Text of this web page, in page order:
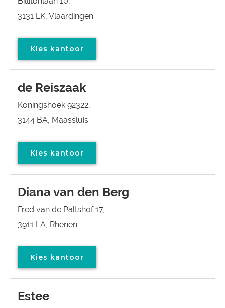
3131 LK, Vlaardingen
Kies kantoor
de Reiszaak
Koningshoek 92322,
3144 BA, Maassluis
Kies kantoor
Diana van den Berg
Fred van de Paltshof 17,
3911 LA, Rhenen
Kies kantoor
Estee